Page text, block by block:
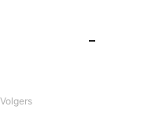
Volgers